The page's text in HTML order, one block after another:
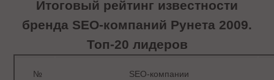
Итоговый рейтинг известности
бренда SEO-компаний Рунета 2009.
Топ-20 лидеров
№ SEO-компании